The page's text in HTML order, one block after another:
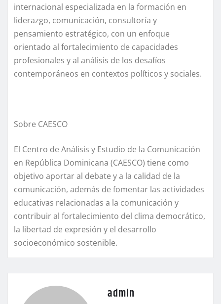
internacional especializada en la formación en
liderazgo, comunicación, consultoría y
pensamiento estratégico, con un enfoque
orientado al fortalecimiento de capacidades
profesionales y al análisis de los desafíos
contemporáneos en contextos políticos y sociales.
Sobre CAESCO
El Centro de Análisis y Estudio de la Comunicación
en República Dominicana (CAESCO) tiene como
objetivo aportar al debate y a la calidad de la
comunicación, además de fomentar las actividades
educativas relacionadas a la comunicación y
contribuir al fortalecimiento del clima democrático,
la libertad de expresión y el desarrollo
socioeconómico sostenible.
admin